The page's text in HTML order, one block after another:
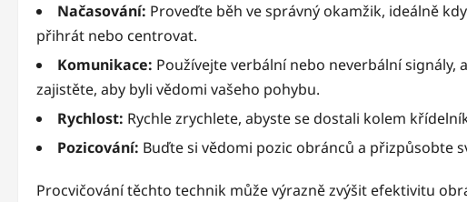
Načasování: Proveďte běh ve správný okamžik, ideálně
přihrát nebo centrovat.
Komunikace: Používejte verbální nebo neverbální
zajistěte, aby byli vědomi vašeho pohybu.
Rychlost: Rychle zrychlete, abyste se dostali kolem
Pozicování: Buďte si vědomi pozic obránců a přizpůsobte
Procvičování těchto technik může výrazně zvýšit efektivitu